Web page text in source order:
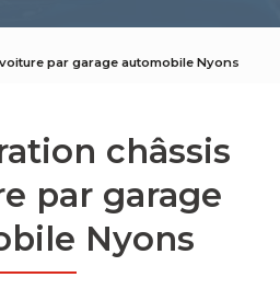
par garage automobile Nyons
châssis
par garage
Nyons